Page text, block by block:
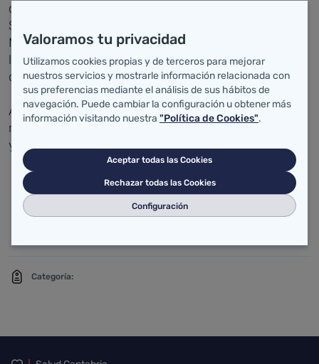
colaboración de la Asociación Benéfica Buscando
Sonrisas y la Asociación Cántabra de Partos
Múltiples (ACAMPAMU). También ha participado las
librerías Estudio y el comercio `No planches más'
como centros de recogida.
Además de donaciones individuales, se ha
registrado una importante colaboración de colegios
y centros escolares.
Anexo:
Categoría:
Valoramos tu privacidad
Utilizamos cookies propias y de terceros para mejorar
nuestros servicios y mostrarle información relacionada con
sus preferencias mediante el análisis de sus hábitos de
navegación. Puede cambiar la configuración u obtener más
información visitando nuestra "Política de Cookies".
Aceptar todas las Cookies
Rechazar todas las Cookies
Configuración